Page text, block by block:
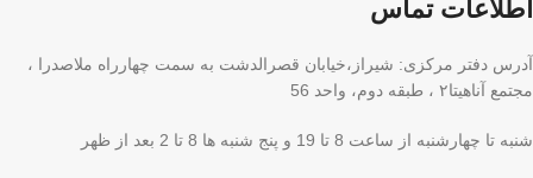
اطلاعات تماس
آدرس دفتر مرکزی: شیراز،خیابان قصرالدشت به سمت چهارراه ملاصدرا ،
مجتمع آناهیتا۲ ، طبقه دوم، واحد 56
شنبه تا چهارشنبه از ساعت 8 تا 19 و پنج شنبه ها 8 تا 2 بعد از ظهر